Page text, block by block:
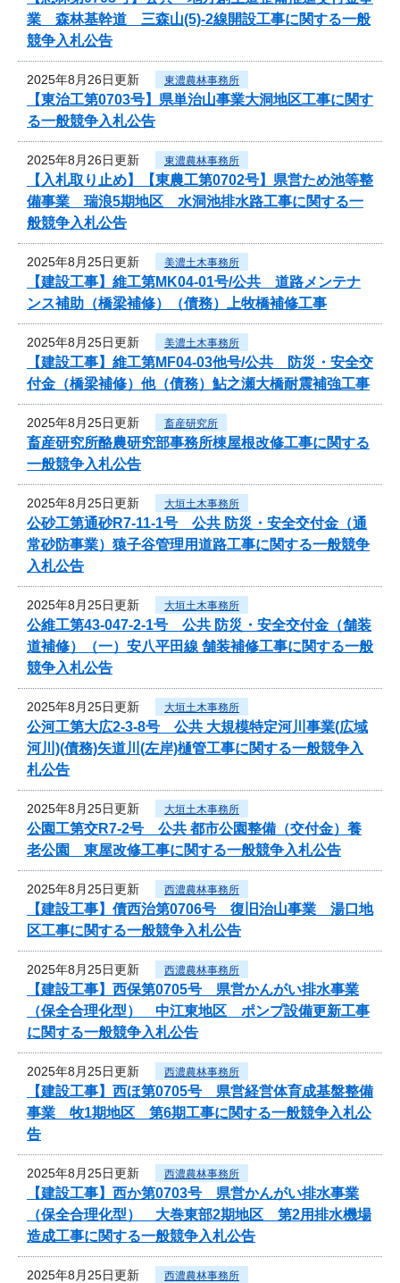
業 森林基幹道 三森山(5)-2線開設工事に関する一般
競争入札公告
2025年8月26日更新 東濃農林事務所
【東治工第0703号】県単治山事業大洞地区工事に関す
る一般競争入札公告
2025年8月26日更新 東濃農林事務所
【入札取り止め】【東農工第0702号】県営ため池等整
備事業 瑞浪5期地区 水洞池排水路工事に関する一
般競争入札公告
2025年8月25日更新 美濃土木事務所
【建設工事】維工第MK04-01号/公共 道路メンテナ
ンス補助（橋梁補修）（債務）上牧橋補修工事
2025年8月25日更新 美濃土木事務所
【建設工事】維工第MF04-03他号/公共 防災・安全交
付金（橋梁補修）他（債務）鮎之瀬大橋耐震補強工事
2025年8月25日更新 畜産研究所
畜産研究所酪農研究部事務所棟屋根改修工事に関する
一般競争入札公告
2025年8月25日更新 大垣土木事務所
公砂工第通砂R7-11-1号 公共 防災・安全交付金（通
常砂防事業）猿子谷管理用道路工事に関する一般競争
入札公告
2025年8月25日更新 大垣土木事務所
公維工第43-047-2-1号 公共 防災・安全交付金（舗装
道補修）（一）安八平田線 舗装補修工事に関する一般
競争入札公告
2025年8月25日更新 大垣土木事務所
公河工第大広2-3-8号 公共 大規模特定河川事業(広域
河川)(債務)矢道川(左岸)樋管工事に関する一般競争入
札公告
2025年8月25日更新 大垣土木事務所
公園工第交R7-2号 公共 都市公園整備（交付金）養
老公園 東屋改修工事に関する一般競争入札公告
2025年8月25日更新 西濃農林事務所
【建設工事】債西治第0706号 復旧治山事業 湯口地
区工事に関する一般競争入札公告
2025年8月25日更新 西濃農林事務所
【建設工事】西保第0705号 県営かんがい排水事業
（保全合理化型） 中江東地区 ポンプ設備更新工事
に関する一般競争入札公告
2025年8月25日更新 西濃農林事務所
【建設工事】西ほ第0705号 県営経営体育成基盤整備
事業 牧1期地区 第6期工事に関する一般競争入札公
告
2025年8月25日更新 西濃農林事務所
【建設工事】西か第0703号 県営かんがい排水事業
（保全合理化型） 大巻東部2期地区 第2用排水機場
造成工事に関する一般競争入札公告
2025年8月25日更新 西濃農林事務所